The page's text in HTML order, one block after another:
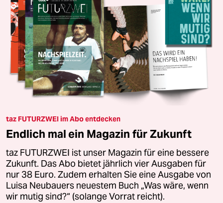
taz FUTURZWEI im Abo entdecken
Endlich mal ein Magazin für Zukunft
taz FUTURZWEI ist unser Magazin für eine bessere
Zukunft. Das Abo bietet jährlich vier Ausgaben für
nur 38 Euro. Zudem erhalten Sie eine Ausgabe von
Luisa Neubauers neuestem Buch „Was wäre, wenn
wir mutig sind?“ (solange Vorrat reicht).